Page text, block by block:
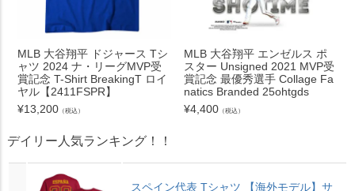
MLB 大谷翔平 ドジャース Tシ
ャツ 2024 ナ・リーグMVP受
賞記念 T-Shirt BreakingT ロイ
ヤル【2411FSPR】
¥13,200 （税込）
MLB 大谷翔平 エンゼルス ポ
スター Unsigned 2021 MVP受
賞記念 最優秀選手 Collage Fa
natics Branded 25ohtgds
¥4,400 （税込）
デイリー人気ランキング！！
スペイン代表 Tシャツ 【海外モデル】サ